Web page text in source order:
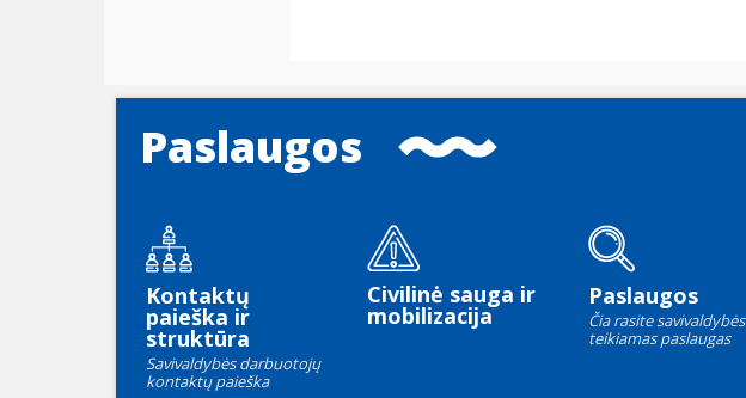
Paslaugos
Kontaktų
paieška ir
struktūra
Savivaldybės darbuotojų
kontaktų paieška
Civilinė sauga ir
mobilizacija
Paslaugos
Čia rasite savivaldybės
teikiamas paslaugas